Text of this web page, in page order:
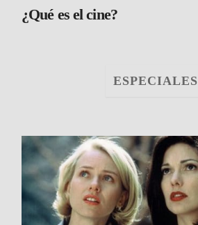
¿Qué es el cine?
ESPECIALES